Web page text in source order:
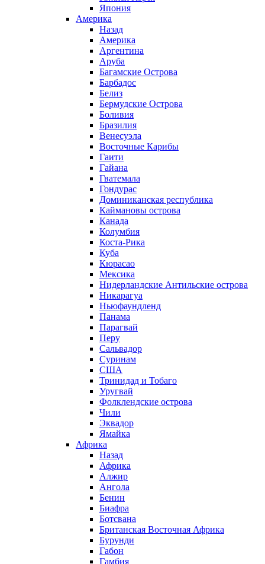
Япония
Америка
Назад
Америка
Аргентина
Аруба
Багамские Острова
Барбадос
Белиз
Бермудские Острова
Боливия
Бразилия
Венесуэла
Восточные Карибы
Гаити
Гайана
Гватемала
Гондурас
Доминиканская республика
Каймановы острова
Канада
Колумбия
Коста-Рика
Куба
Кюрасао
Мексика
Нидерландские Антильские острова
Никарагуа
Ньюфаундленд
Панама
Парагвай
Перу
Сальвадор
Суринам
США
Тринидад и Тобаго
Уругвай
Фолклендские острова
Чили
Эквадор
Ямайка
Африка
Назад
Африка
Алжир
Ангола
Бенин
Биафра
Ботсвана
Британская Восточная Африка
Бурунди
Габон
Гамбия